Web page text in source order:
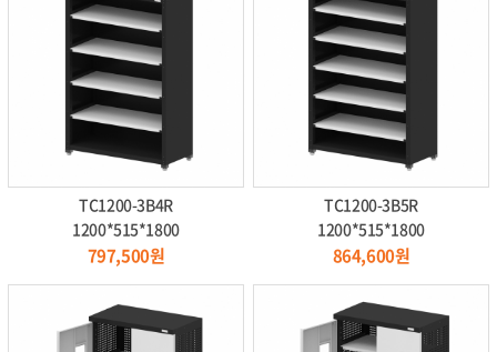
TC1200-3B4R
1200*515*1800
797,500원
TC1200-3B5R
1200*515*1800
864,600원